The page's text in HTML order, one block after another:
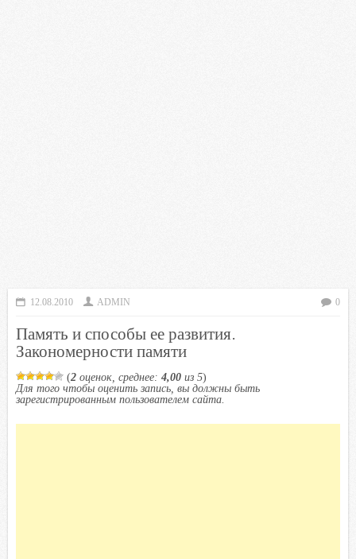
12.08.2010 ADMIN 0
Память и способы ее развития.
Закономерности памяти
(2 оценок, среднее: 4,00 из 5)
Для того чтобы оценить запись, вы должны быть
зарегистрированным пользователем сайта.